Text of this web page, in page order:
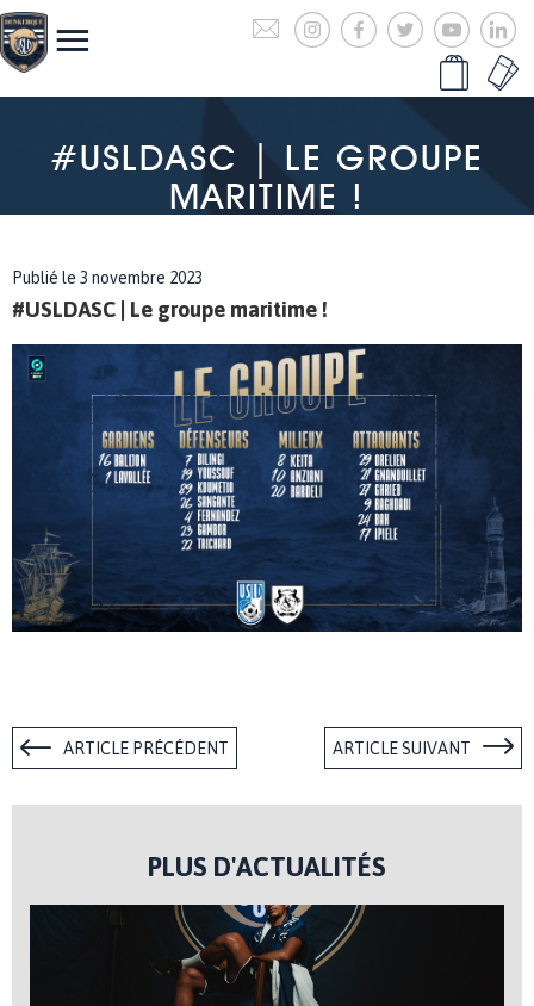
#USLDASC | LE GROUPE
MARITIME !
Publié le 3 novembre 2023
#USLDASC | Le groupe maritime !
ARTICLE PRÉCÉDENT ARTICLE SUIVANT
PLUS D'ACTUALITÉS